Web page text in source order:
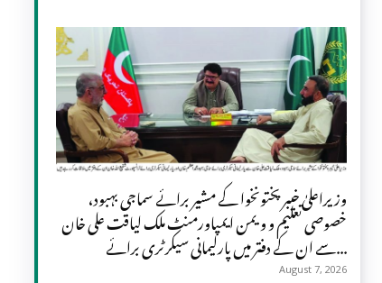
وزیراعلیٰ خیبرپختونخوا کے مشیر برائے سماجی بہبود،
خصوصی تعلیم و ویمن ایمپاورمنٹ ملک لیاقت علی خان
سے ان کے دفتر میں پارلیمانی سیکرٹری برائے...
August 7, 2026